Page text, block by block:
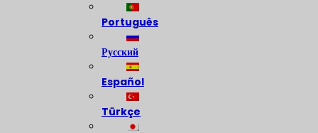
Português
Русский
Español
Türkçe